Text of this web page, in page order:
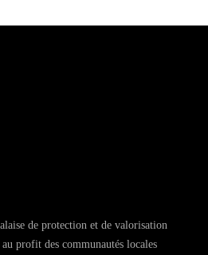
de protection et de valorisation
profit des communautés locales